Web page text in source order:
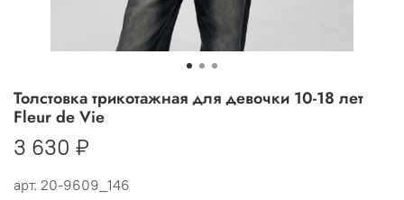
арт. 20-9609_146
Толстовка трикотажная для девочки 10-18 лет
Fleur de Vie
3 630 ₽